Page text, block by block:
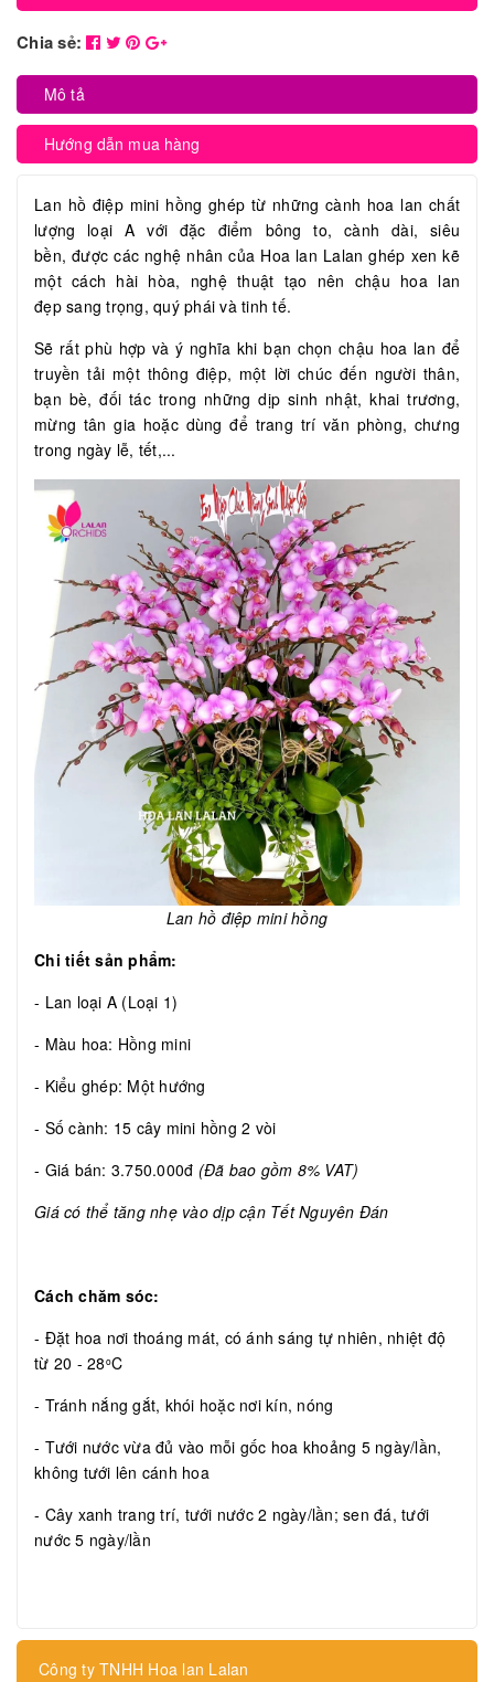
Chia sẻ:
Mô tả
Hướng dẫn mua hàng
Lan hồ điệp mini hồng ghép từ những cành hoa lan chất
lượng loại A với đặc điểm bông to, cành dài, siêu
bền, được các nghệ nhân của Hoa lan Lalan ghép xen kẽ
một cách hài hòa, nghệ thuật tạo nên chậu hoa lan
đẹp sang trọng, quý phái và tinh tế.
Sẽ rất phù hợp và ý nghĩa khi bạn chọn chậu hoa lan để
truyền tải một thông điệp, một lời chúc đến người thân,
bạn bè, đối tác trong những dịp sinh nhật, khai trương,
mừng tân gia hoặc dùng để trang trí văn phòng, chưng
trong ngày lễ, tết,...
Lan hồ điệp mini hồng
Chi tiết sản phẩm:
- Lan loại A (Loại 1)
- Màu hoa: Hồng mini
- Kiểu ghép: Một hướng
- Số cành: 15 cây mini hồng 2 vòi
- Giá bán: 3.750.000đ (Đã bao gồm 8% VAT)
Giá có thể tăng nhẹ vào dịp cận Tết Nguyên Đán
Cách chăm sóc:
- Đặt hoa nơi thoáng mát, có ánh sáng tự nhiên, nhiệt độ
từ 20 - 28oC
- Tránh nắng gắt, khói hoặc nơi kín, nóng
- Tưới nước vừa đủ vào mỗi gốc hoa khoảng 5 ngày/lần,
không tưới lên cánh hoa
- Cây xanh trang trí, tưới nước 2 ngày/lần; sen đá, tưới
nước 5 ngày/lần
Công ty TNHH Hoa lan Lalan